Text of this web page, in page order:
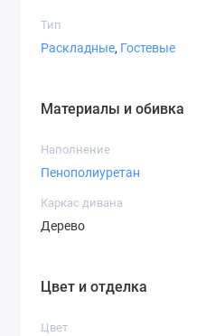
Тип
Раскладные, Гостевые
Материалы и обивка
Наполнение
Пенополиуретан
Каркас дивана
Дерево
Цвет и отделка
Цвет